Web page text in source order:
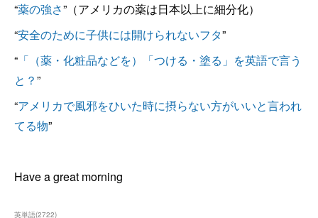
“薬の強さ”（アメリカの薬は日本以上に細分化）
“安全のために子供には開けられないフタ”
“ 「（薬・化粧品などを）「つける・塗る」を英語で言う
と？”
“アメリカで風邪をひいた時に摂らない方がいいと言われ
てる物”
Have a great morning
英単語(2722)